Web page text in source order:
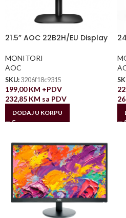
21.5” AOC 22B2H/EU Display
MONITORI
AOC
SKU: 3206f18c9315
199,00KM +PDV
232,85 KM sa PDV
DODAJ U KORPU